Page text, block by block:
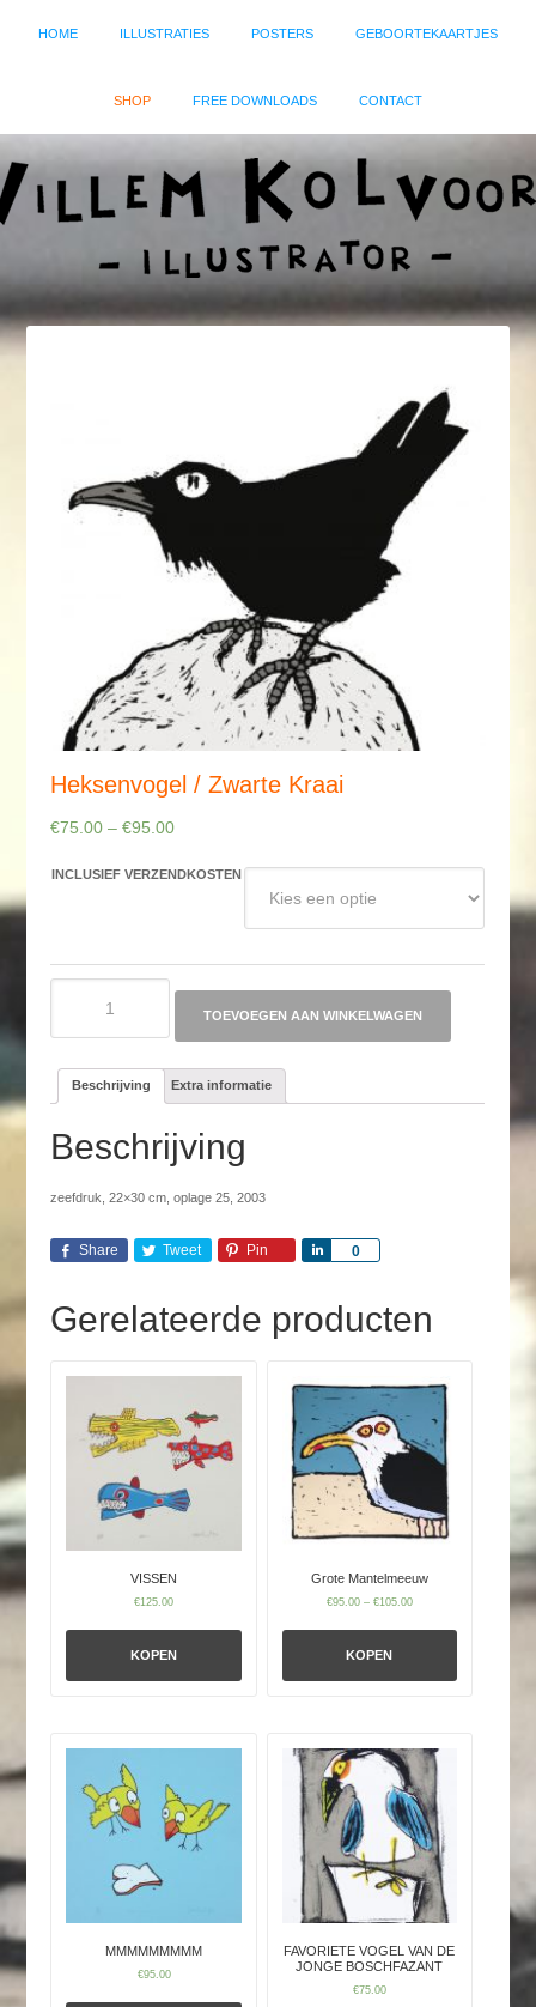
HOME ILLUSTRATIES POSTERS GEBOORTEKAARTJES
SHOP FREE DOWNLOADS CONTACT
Heksenvogel / Zwarte Kraai
€75.00 –€95.00
INCLUSIEF VERZENDKOSTEN
aantal
TOEVOEGEN AAN WINKELWAGEN
Beschrijving Extra informatie
Beschrijving
zeefdruk, 22×30 cm, oplage 25, 2003
Share Tweet Pin 0
Share
Gerelateerde producten
VISSEN
€125.00
KOPEN
Grote Mantelmeeuw
€95.00– €105.00
KOPEN
MMMMMMMMM
€95.00
FAVORIETE VOGEL VAN DE
JONGE BOSCHFAZANT
€75.00